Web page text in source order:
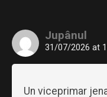
Jupânul
31/07/2026 at
Un viceprimar